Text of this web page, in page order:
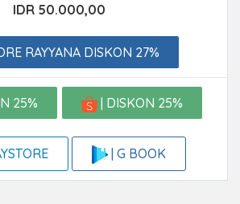
IDR 50.000,00
RAYYANA DISKON 27%
25% | DISKON 25%
| G BOOK